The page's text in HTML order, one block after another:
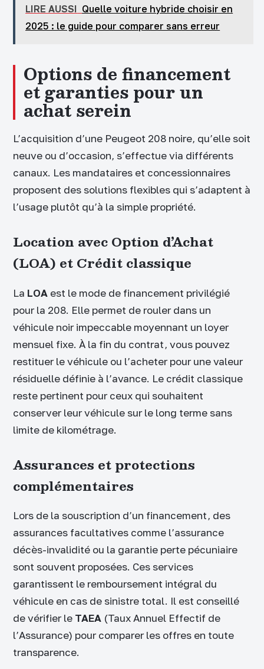
LIRE AUSSI Quelle voiture hybride choisir en
2025 : le guide pour comparer sans erreur
Options de financement
et garanties pour un
achat serein
L’acquisition d’une Peugeot 208 noire, qu’elle soit
neuve ou d’occasion, s’effectue via différents
canaux. Les mandataires et concessionnaires
proposent des solutions flexibles qui s’adaptent à
l’usage plutôt qu’à la simple propriété.
Location avec Option d’Achat
(LOA) et Crédit classique
La LOA est le mode de financement privilégié
pour la 208. Elle permet de rouler dans un
véhicule noir impeccable moyennant un loyer
mensuel fixe. À la fin du contrat, vous pouvez
restituer le véhicule ou l’acheter pour une valeur
résiduelle définie à l’avance. Le crédit classique
reste pertinent pour ceux qui souhaitent
conserver leur véhicule sur le long terme sans
limite de kilométrage.
Assurances et protections
complémentaires
Lors de la souscription d’un financement, des
assurances facultatives comme l’assurance
décès-invalidité ou la garantie perte pécuniaire
sont souvent proposées. Ces services
garantissent le remboursement intégral du
véhicule en cas de sinistre total. Il est conseillé
de vérifier le TAEA (Taux Annuel Effectif de
l’Assurance) pour comparer les offres en toute
transparence.